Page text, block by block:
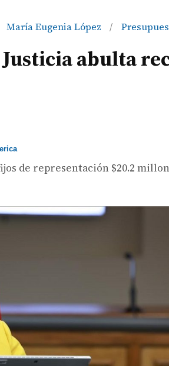
María Eugenia López /
abulta
de representación $20.2